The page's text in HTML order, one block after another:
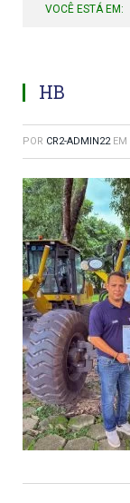
VOCÊ ESTÁ EM:
HB
POR CR2-ADMIN22 EM